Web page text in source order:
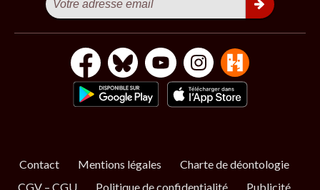
Contact Mentions légales
Charte de déontologie
CGV – CGU
Politique de confidentialité Publicité